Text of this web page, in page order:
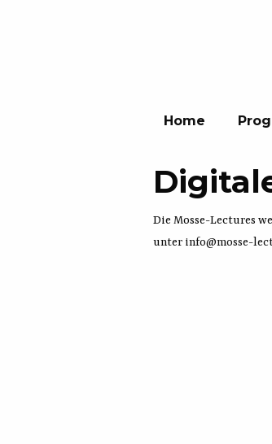
Home
Die Mosse-Lectures
unter info@mosse-